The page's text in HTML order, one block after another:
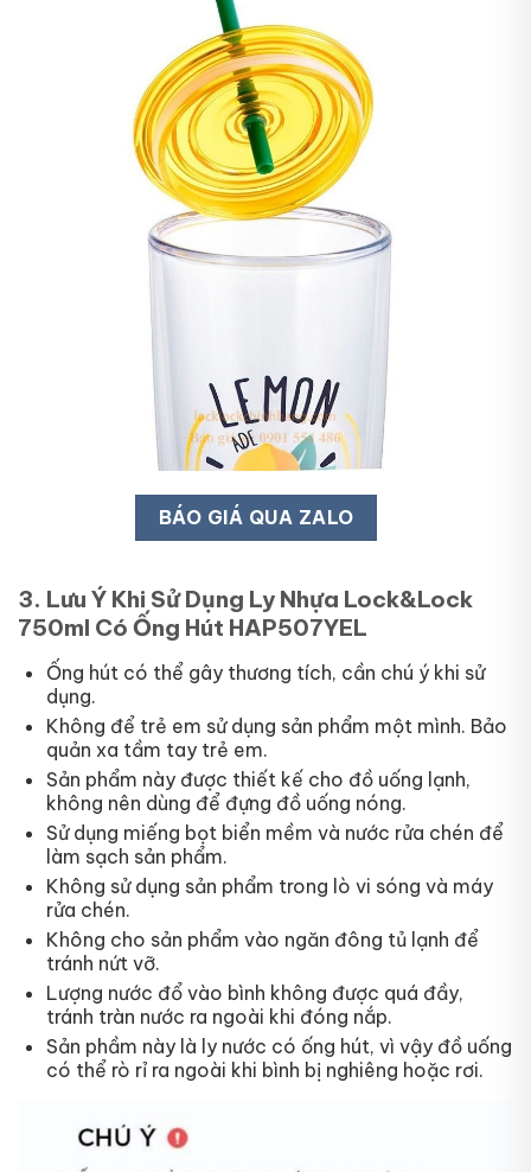
BÁO GIÁ QUA ZALO
3. Lưu Ý Khi Sử Dụng Ly Nhựa Lock&Lock
750ml Có Ống Hút HAP507YEL
Ống hút có thể gây thương tích, cần chú ý khi sử
dụng.
Không để trẻ em sử dụng sản phẩm một mình. Bảo
quản xa tầm tay trẻ em.
Sản phẩm này được thiết kế cho đồ uống lạnh,
không nên dùng để đựng đồ uống nóng.
Sử dụng miếng bọt biển mềm và nước rửa chén để
làm sạch sản phẩm.
Không sử dụng sản phẩm trong lò vi sóng và máy
rửa chén.
Không cho sản phẩm vào ngăn đông tủ lạnh để
tránh nứt vỡ.
Lượng nước đổ vào bình không được quá đầy,
tránh tràn nước ra ngoài khi đóng nắp.
Sản phầm này là ly nước có ống hút, vì vậy đồ uống
có thể rò rỉ ra ngoài khi bình bị nghiêng hoặc rơi.